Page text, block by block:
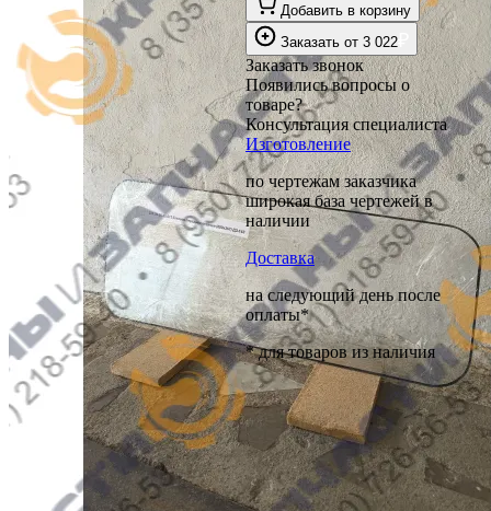
Добавить в корзину
Заказать от 3 022
Заказать звонок
Появились вопросы о
товаре?
Консультация специалиста
Изготовление
по чертежам заказчика
широкая база чертежей в
наличии
Доставка
на следующий день после
оплаты*
* для товаров из наличия